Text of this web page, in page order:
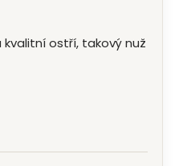
kvalitní ostří, takový nuž